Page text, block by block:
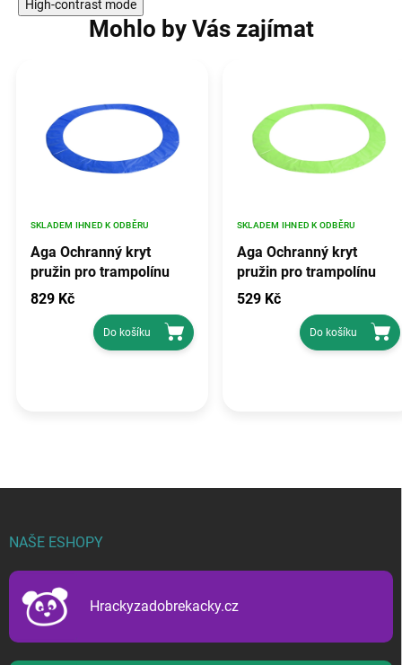
High-contrast mode
Mohlo by Vás zajímat
Aga Ochranný kryt
pružin pro trampolínu
400 cm, modrý, rozměr
396-400 cm
SKLADEM IHNED K ODBĚRU
829 Kč
Do košíku
Aga Ochranný kryt
pružin pro trampolínu
250 cm, Světle zelený,
rozměr 244-250 cm
SKLADEM IHNED K ODBĚRU
529 Kč
Do košíku
NAŠE ESHOPY
Hrackyzadobrekacky.cz